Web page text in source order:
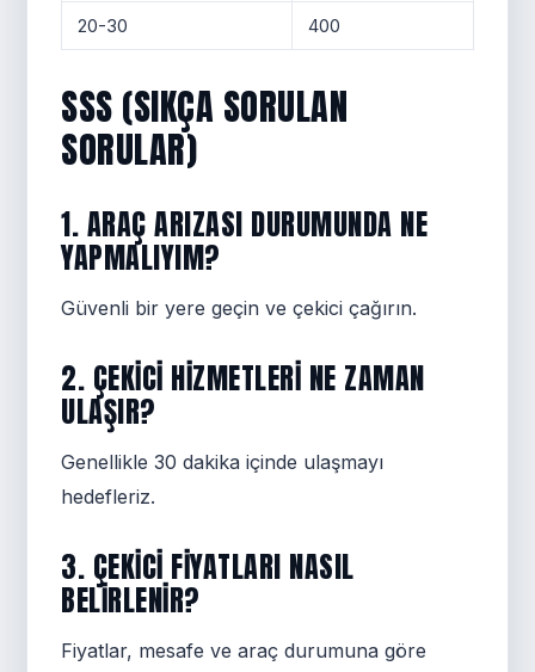
20-30 400
SSS (SIKÇA SORULAN
SORULAR)
1. ARAÇ ARIZASI DURUMUNDA NE
YAPMALIYIM?
Güvenli bir yere geçin ve çekici çağırın.
2. ÇEKICI HIZMETLERI NE ZAMAN
ULAŞIR?
Genellikle 30 dakika içinde ulaşmayı
hedefleriz.
3. ÇEKICI FIYATLARI NASIL
BELIRLENIR?
Fiyatlar, mesafe ve araç durumuna göre